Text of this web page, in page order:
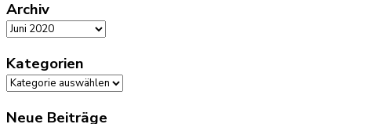
Archiv
Archiv
Kategorien
Kategorien
Neue Beiträge